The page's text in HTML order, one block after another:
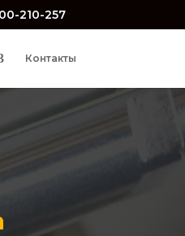
210-257
Контакты